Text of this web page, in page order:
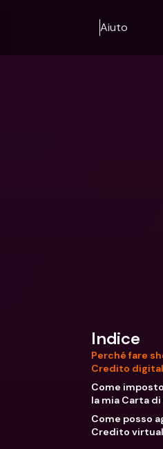
Aiuto
Indice
Perché fare
Credito
Come
la mia Carta
Come posso
Credito